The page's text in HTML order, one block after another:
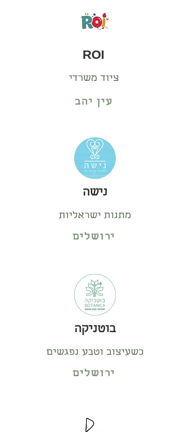
ROI
ציוד משרדי
עין יהב
נישה
מתנות ישראליות
ירושלים
בוטניקה
כשעיצוב וטבע נפגשים
ירושלים